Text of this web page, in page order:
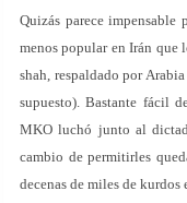
Quizás parece impensable
menos popular en Irán que
shah, respaldado por
supuesto). Bastante fácil
MKO luchó junto al
cambio de permitirles
decenas de miles de kurdos